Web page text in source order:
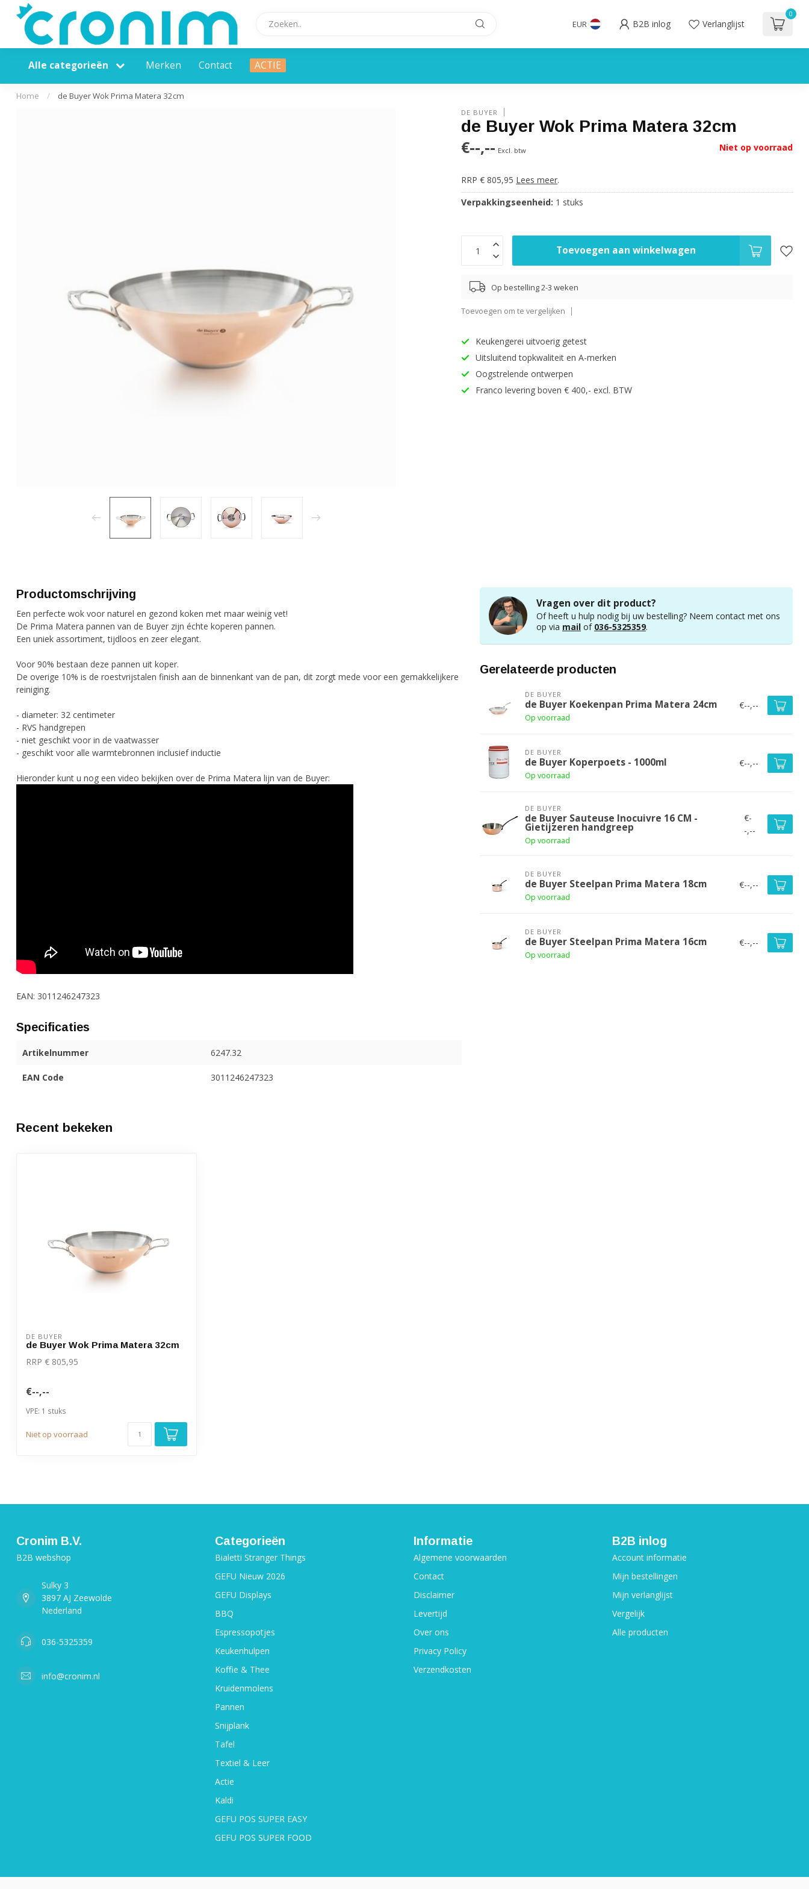
EUR B2B inlog Verlanglijst
0
Alle categorieën Merken Contact ACTIE
Home / de Buyer Wok Prima Matera 32cm
DE BUYER
de Buyer Wok Prima Matera 32cm
€--,-- Excl. btw Niet op voorraad
RRP € 805,95 Lees meer.
Verpakkingseenheid: 1 stuks
Toevoegen aan winkelwagen
Op bestelling 2-3 weken
Toevoegen om te vergelijken
Keukengerei uitvoerig getest
Uitsluitend topkwaliteit en A-merken
Oogstrelende ontwerpen
Franco levering boven € 400,- excl. BTW
Productomschrijving
Een perfecte wok voor naturel en gezond koken met maar weinig vet!
De Prima Matera pannen van de Buyer zijn échte koperen pannen.
Een uniek assortiment, tijdloos en zeer elegant.
Voor 90% bestaan deze pannen uit koper.
De overige 10% is de roestvrijstalen finish aan de binnenkant van de pan, dit zorgt mede voor een gemakkelijkere
reiniging.
- diameter: 32 centimeter
- RVS handgrepen
- niet geschikt voor in de vaatwasser
- geschikt voor alle warmtebronnen inclusief inductie
Hieronder kunt u nog een video bekijken over de Prima Matera lijn van de Buyer:
EAN: 3011246247323
Specificaties
Artikelnummer 6247.32
EAN Code 3011246247323
Vragen over dit product?
Of heeft u hulp nodig bij uw bestelling? Neem contact met ons
op via mail of 036-5325359.
Gerelateerde producten
DE BUYER
de Buyer Koekenpan Prima Matera 24cm
Op voorraad
€--,--
DE BUYER
de Buyer Koperpoets - 1000ml
Op voorraad
€--,--
DE BUYER
de Buyer Sauteuse Inocuivre 16 CM -
Gietijzeren handgreep
Op voorraad
€-
-,--
DE BUYER
de Buyer Steelpan Prima Matera 18cm
Op voorraad
€--,--
DE BUYER
de Buyer Steelpan Prima Matera 16cm
Op voorraad
€--,--
Recent bekeken
DE BUYER
de Buyer Wok Prima Matera 32cm
RRP € 805,95
€--,--
VPE: 1 stuks
Niet op voorraad
Cronim B.V.
B2B webshop
Sulky 3
3897 AJ Zeewolde
Nederland
036-5325359
info@cronim.nl
Categorieën
Bialetti Stranger Things
GEFU Nieuw 2026
GEFU Displays
BBQ
Espressopotjes
Keukenhulpen
Koffie & Thee
Kruidenmolens
Pannen
Snijplank
Tafel
Textiel & Leer
Actie
Kaldi
GEFU POS SUPER EASY
GEFU POS SUPER FOOD
Informatie
Algemene voorwaarden
Contact
Disclaimer
Levertijd
Over ons
Privacy Policy
Verzendkosten
B2B inlog
Account informatie
Mijn bestellingen
Mijn verlanglijst
Vergelijk
Alle producten